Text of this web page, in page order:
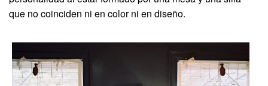
que no coinciden ni en color ni en diseño.